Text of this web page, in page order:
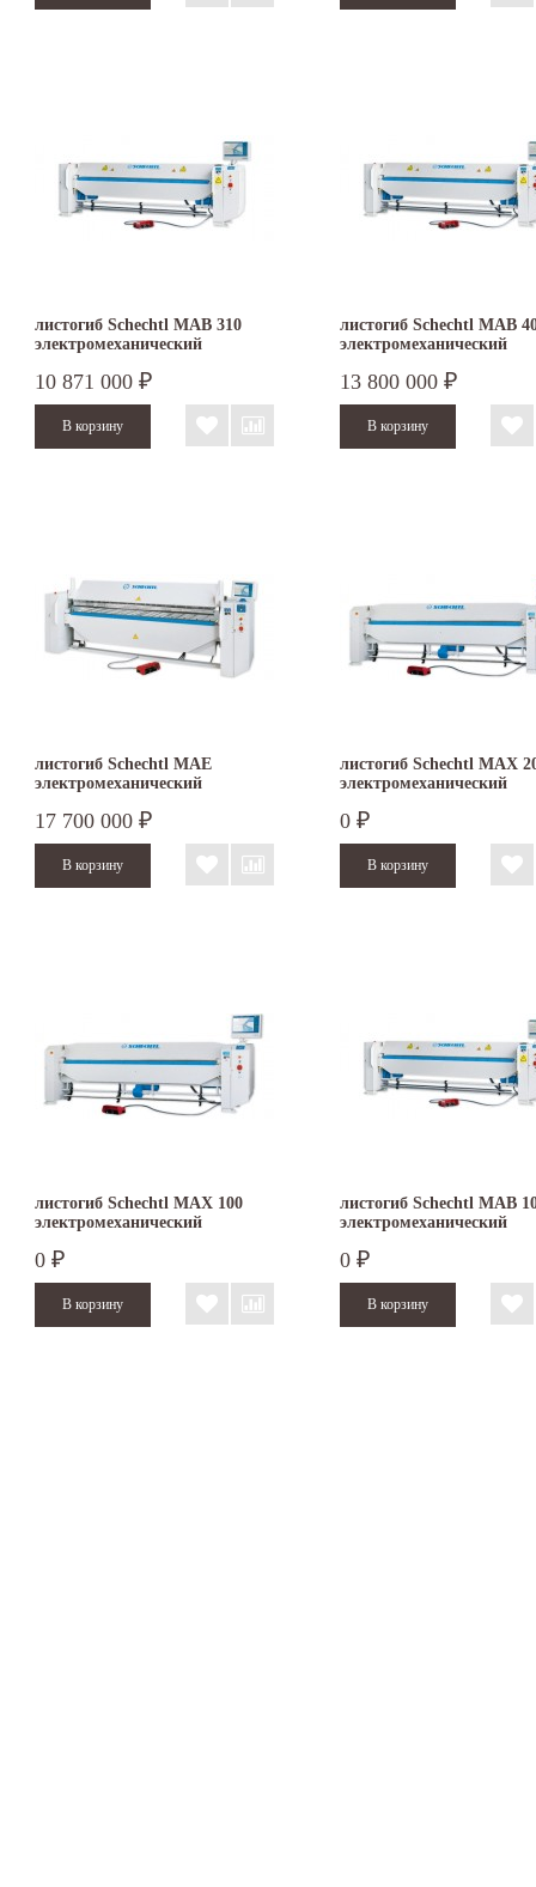
листогиб Schechtl MAB 310
электромеханический
10 871 000 ₽
листогиб Schechtl MAB
электромеханический
13 800 000 ₽
листогиб Schechtl MAE
электромеханический
17 700 000 ₽
листогиб Schechtl MAX
электромеханический
0 ₽
листогиб Schechtl MAX 100
электромеханический
0 ₽
листогиб Schechtl MAB
электромеханический
0 ₽